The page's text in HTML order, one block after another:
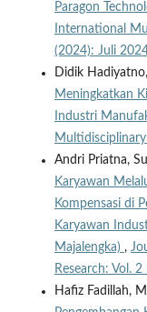
Paragon
International
(2024): Juli
Didik Hadiyatno,
Meningkatkan
Industri
Andri Priatna,
Karyawan
Kompensasi di
Karyawan
Majalengka) ,
Research: Vol.
Hafiz Fadillah,